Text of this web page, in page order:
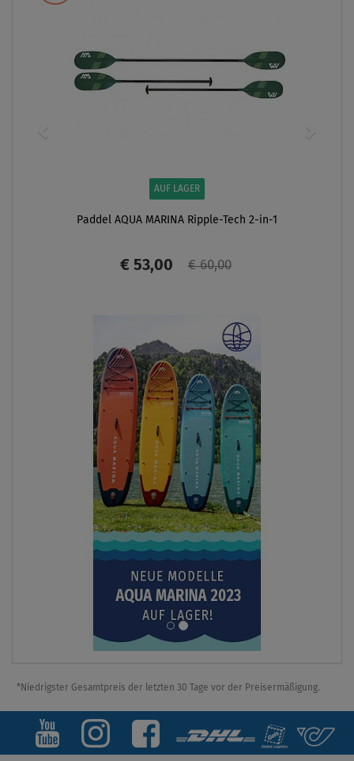
AUF LAGER
Paddel AQUA MARINA Ripple-Tech 2-in-1
€ 53,00 € 60,00
*Niedrigster Gesamtpreis der letzten 30 Tage vor der Preisermäßigung.